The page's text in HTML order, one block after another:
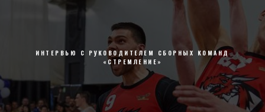
ИНТЕРВЬЮ С РУКОВОДИТЕЛЕМ СБОРНЫХ КОМАНД
«СТРЕМЛЕНИЕ»